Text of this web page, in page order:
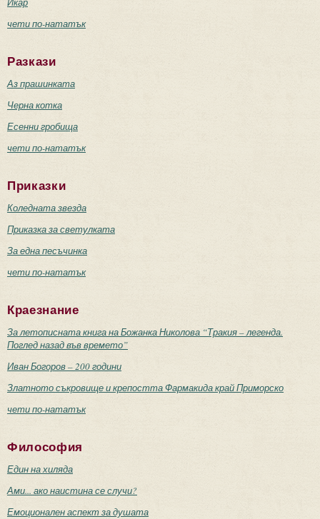
чети по-нататък
Разкази
Аз прашинката
Черна котка
Есенни гробища
чети по-нататък
Приказки
Коледната звезда
Приказка за светулката
За една песъчинка
чети по-нататък
Краезнание
За летописната книга на Божанка Николова “Тракия – легенда.
Поглед назад във времето”
Иван Богоров – 200 години
Златното съкровище и крепостта Фармакида край Приморско
чети по-нататък
Философия
Един на хиляда
Ами... ако наистина се случи?
Емоционален аспект за душата